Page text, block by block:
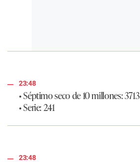
23:48
• Séptimo seco de 10 millones: 3713
• Serie: 241
23:48